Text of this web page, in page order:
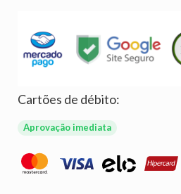
Cartões de débito:
Aprovação imediata